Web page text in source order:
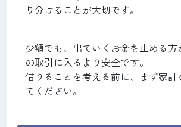
り分けることが大切です。
少額でも、出ていくお金を止める方
の取引に入るより安全です。
借りることを考える前に、まず家計
てください。